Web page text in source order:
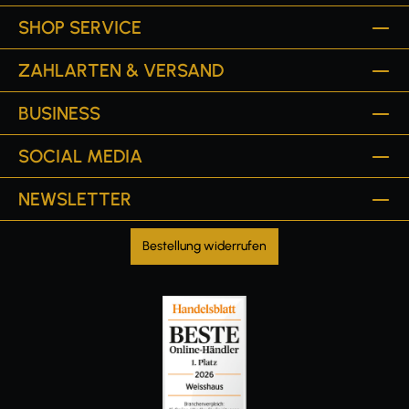
SHOP SERVICE
ZAHLARTEN & VERSAND
BUSINESS
SOCIAL MEDIA
NEWSLETTER
Bestellung widerrufen